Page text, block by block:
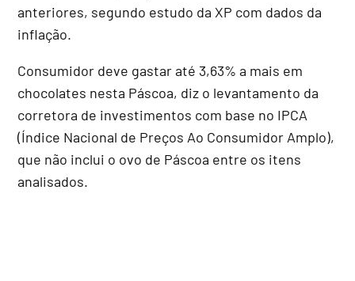
anteriores, segundo estudo da XP com dados da
inflação.
Consumidor deve gastar até 3,63% a mais em
chocolates nesta Páscoa, diz o levantamento da
corretora de investimentos com base no IPCA
(Índice Nacional de Preços Ao Consumidor Amplo),
que não inclui o ovo de Páscoa entre os itens
analisados.